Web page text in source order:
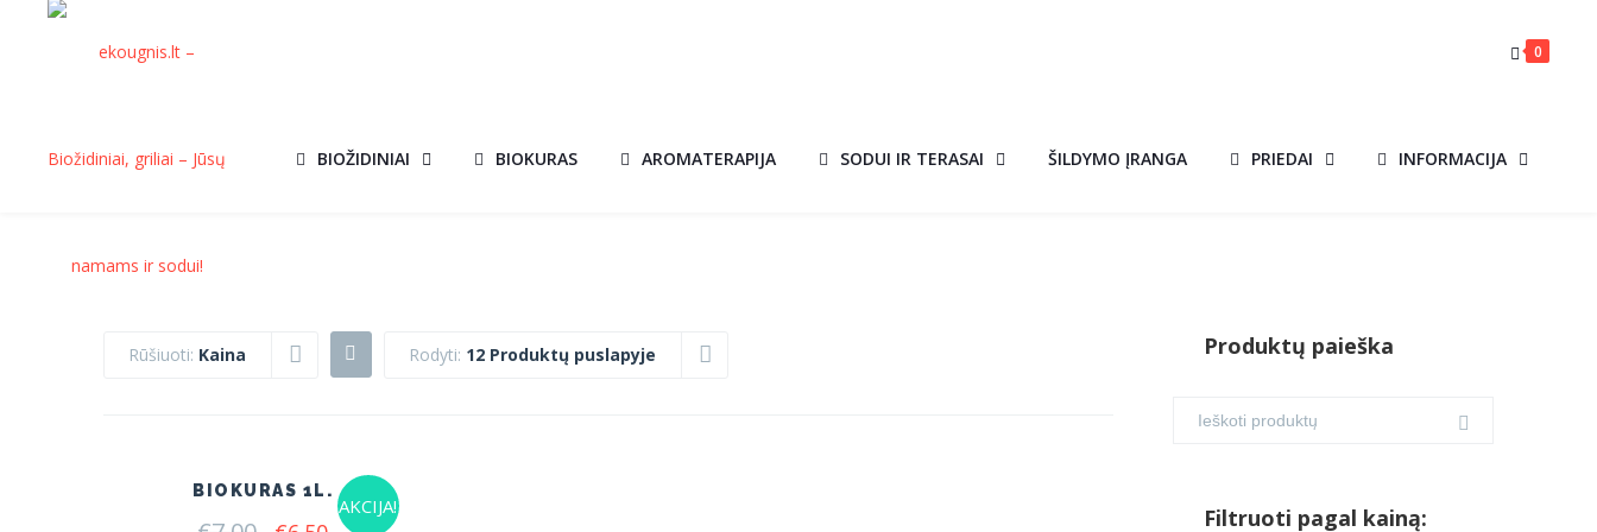
0
BIOŽIDINIAI BIOKURAS AROMATERAPIJA SODUI IR TERASAI ŠILDYMO ĮRANGA PRIEDAI INFORMACIJA
Rūšiuoti: Kaina Rodyti: 12 Produktų puslapyje
AKCIJA!
BIOKURAS 1L.
Produktų paieška
Filtruoti pagal kainą: